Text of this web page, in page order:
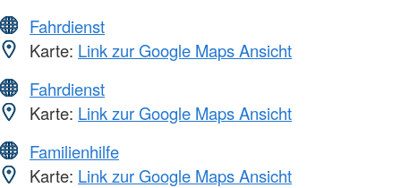
Fahrdienst
Karte: Link zur Google Maps Ansicht
Fahrdienst
Karte: Link zur Google Maps Ansicht
Familienhilfe
Karte: Link zur Google Maps Ansicht